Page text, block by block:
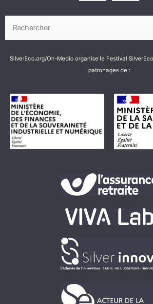
SilverEco.org/On-Medio organise le Festival
patronages de :